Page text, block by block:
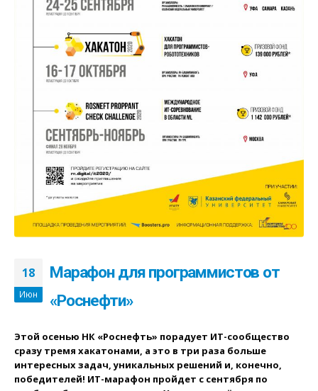
18
Июн
Марафон для программистов от
«Роснефти»
Этой осенью НК «Роснефть» порадует ИТ-сообщество
сразу тремя хакатонами, а это в три раза больше
интересных задач, уникальных решений и, конечно,
победителей! ИТ-марафон пройдет с сентября по